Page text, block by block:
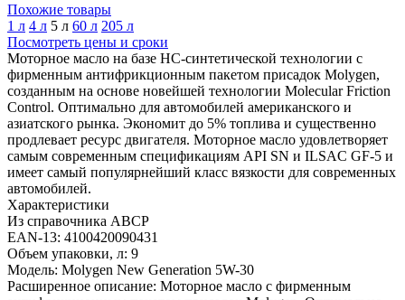
Похожие товары
1 л 4 л 5 л 60 л 205 л
Посмотреть цены и сроки
Моторное масло на базе HC-синтетической технологии с
фирменным антифрикционным пакетом присадок Molygen,
созданным на основе новейшей технологии Molecular Friction
Control. Оптимально для автомобилей американского и
азиатского рынка. Экономит до 5% топлива и существенно
продлевает ресурс двигателя. Моторное масло удовлетворяет
самым современным спецификациям API SN и ILSAC GF-5 и
имеет самый популярнейший класс вязкости для современных
автомобилей.
Характеристики
Из справочника ABCP
EAN-13: 4100420090431
Объем упаковки, л: 9
Модель: Molygen New Generation 5W-30
Расширенное описание: Моторное масло с фирменным